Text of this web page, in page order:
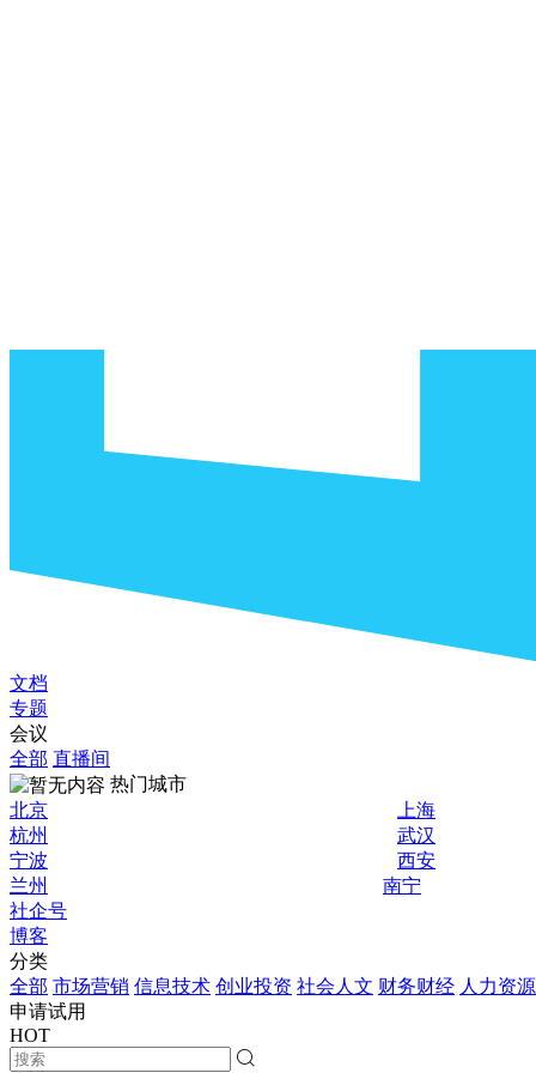
文档
专题
会议
全部 直播间
热门城市
北京
上海
杭州
武汉
宁波
西安
兰州
南宁
社企号
博客
分类
全部 市场营销 信息技术 创业投资 社会人文 财务财经 人力资源
申请试用
HOT